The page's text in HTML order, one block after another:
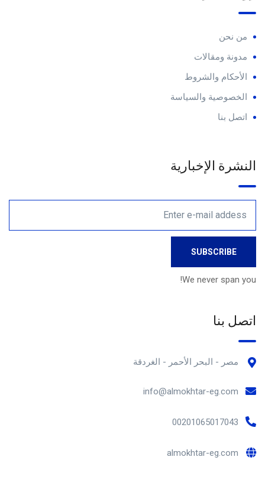
من نحن
مدونة ومقالات
الأحكام والشروط
الخصوصية والسياسة
اتصل بنا
النشرة الإخبارية
We never span you!
اتصل بنا
مصر - البحر الأحمر - الغردقة
info@almokhtar-eg.com
00201065017043
almokhtar-eg.com